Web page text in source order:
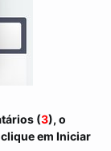
(3), o
clique em Iniciar